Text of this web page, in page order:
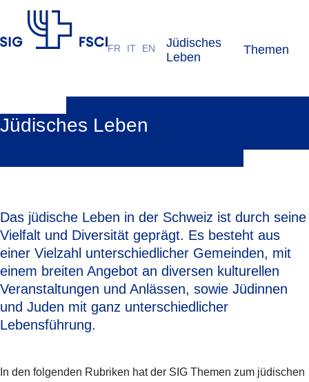
FR IT EN
Jüdisches
Leben
Themen
Jüdisches Leben
Das jüdische Leben in der Schweiz ist durch seine
Vielfalt und Diversität geprägt. Es besteht aus
einer Vielzahl unterschiedlicher Gemeinden, mit
einem breiten Angebot an diversen kulturellen
Veranstaltungen und Anlässen, sowie Jüdinnen
und Juden mit ganz unterschiedlicher
Lebensführung.
In den folgenden Rubriken hat der SIG Themen zum jüdischen